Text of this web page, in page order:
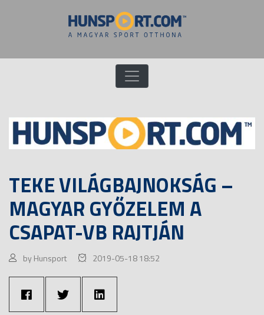
TEKE VILÁGBAJNOKSÁG –
MAGYAR GYŐZELEM A
CSAPAT-VB RAJTJÁN
by Hunsport 2019-05-18 18:52